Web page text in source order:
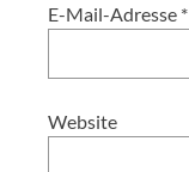
E-Mail-Adresse *
Website